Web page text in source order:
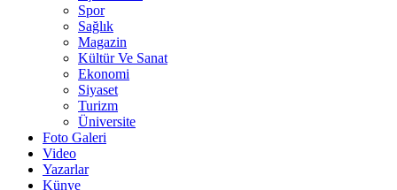
Spor
Sağlık
Magazin
Kültür Ve Sanat
Ekonomi
Siyaset
Turizm
Üniversite
Foto Galeri
Video
Yazarlar
Künye